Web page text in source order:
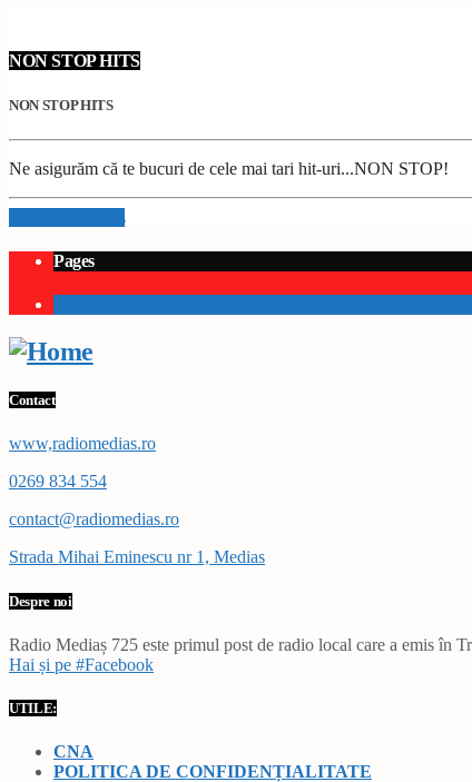
NON STOP HITS
NON STOP HITS
Ne asigurăm că te bucuri de cele mai tari hit-uri...NON STOP!
Info and episodes
Pages
Contact
www,radiomedias.ro
0269 834 554
contact@radiomedias.ro
Strada Mihai Eminescu nr 1, Medias
Despre noi
Radio Mediaș 725 este primul post de radio local care a emis în
Hai și pe #Facebook
UTILE:
CNA
POLITICA DE CONFIDENȚIALITATE